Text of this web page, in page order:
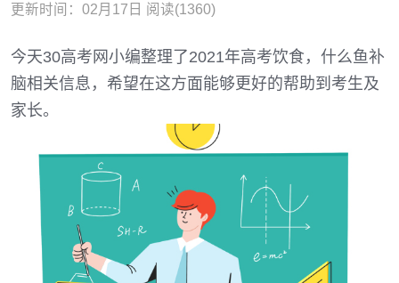
更新时间：02月17日 阅读(1360)
今天30高考网小编整理了2021年高考饮食，什么鱼补
脑相关信息，希望在这方面能够更好的帮助到考生及
家长。